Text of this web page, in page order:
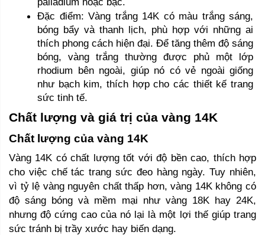
Đặc điểm: Vàng trắng 14K có màu trắng sáng,
bóng bẩy và thanh lịch, phù hợp với những ai
thích phong cách hiện đại. Để tăng thêm độ sáng
bóng, vàng trắng thường được phủ một lớp
rhodium bên ngoài, giúp nó có vẻ ngoài giống
như bạch kim, thích hợp cho các thiết kế trang
sức tinh tế.
Chất lượng và giá trị của vàng 14K
Chất lượng của vàng 14K
Vàng 14K có chất lượng tốt với độ bền cao, thích hợp
cho việc chế tác trang sức đeo hàng ngày. Tuy nhiên,
vì tỷ lệ vàng nguyên chất thấp hơn, vàng 14K không có
độ sáng bóng và mềm mại như vàng 18K hay 24K,
nhưng độ cứng cao của nó lại là một lợi thế giúp trang
sức tránh bị trầy xước hay biến dạng.